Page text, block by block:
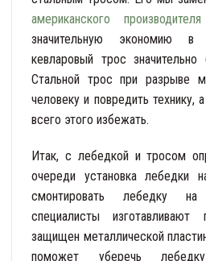
американского
значительную экономию
кевларовый трос значительно
Стальной трос при разрыве
человеку и повредить технику,
всего этого избежать.
Итак, с лебедкой и тросом
очереди установка лебедки
смонтировать лебедку
специалисты
защищен металлической
поможет уберечь